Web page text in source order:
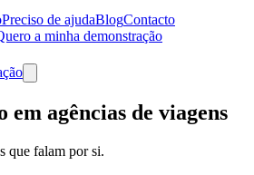
Preciso de ajudaBlogContacto
a minha demonstração
em agências de viagens
que falam por si.